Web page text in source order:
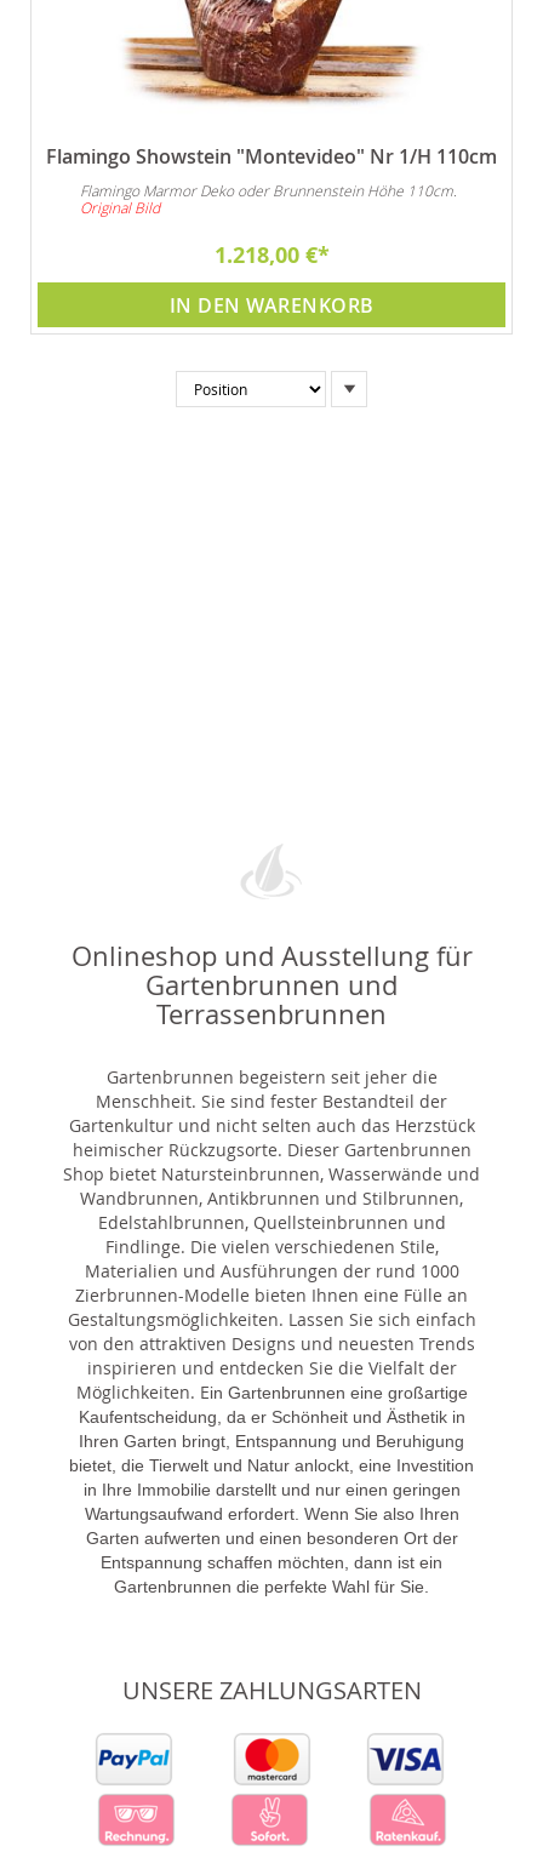
Flamingo Showstein "Montevideo" Nr 1/H 110cm
Flamingo Marmor Deko oder Brunnenstein Höhe 110cm.
Original Bild
1.218,00 €
IN DEN WARENKORB
absteigender
Onlineshop und Ausstellung für
Gartenbrunnen und
Terrassenbrunnen
Gartenbrunnen begeistern seit jeher die
Menschheit. Sie sind fester Bestandteil der
Gartenkultur und nicht selten auch das Herzstück
heimischer Rückzugsorte. Dieser Gartenbrunnen
Shop bietet Natursteinbrunnen, Wasserwände und
Wandbrunnen, Antikbrunnen und Stilbrunnen,
Edelstahlbrunnen, Quellsteinbrunnen und
Findlinge. Die vielen verschiedenen Stile,
Materialien und Ausführungen der rund 1000
Zierbrunnen-Modelle bieten Ihnen eine Fülle an
Gestaltungsmöglichkeiten. Lassen Sie sich einfach
von den attraktiven Designs und neuesten Trends
inspirieren und entdecken Sie die Vielfalt der
Möglichkeiten. Ein Gartenbrunnen eine großartige
Kaufentscheidung, da er Schönheit und Ästhetik in
Ihren Garten bringt, Entspannung und Beruhigung
bietet, die Tierwelt und Natur anlockt, eine Investition
in Ihre Immobilie darstellt und nur einen geringen
Wartungsaufwand erfordert. Wenn Sie also Ihren
Garten aufwerten und einen besonderen Ort der
Entspannung schaffen möchten, dann ist ein
Gartenbrunnen die perfekte Wahl für Sie.
UNSERE ZAHLUNGSARTEN